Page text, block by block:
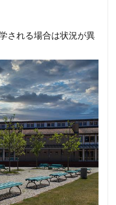
される場合は状況が異